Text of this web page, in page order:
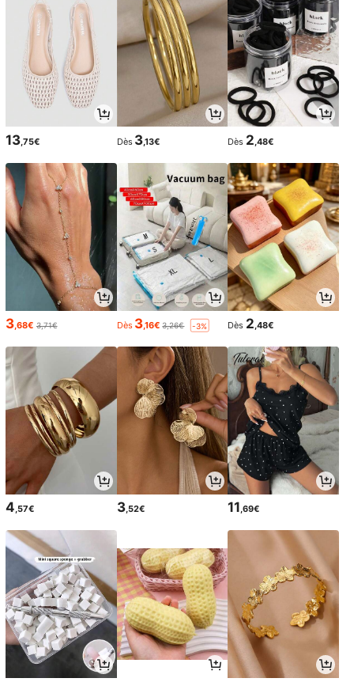
13 ,75€ Dès 3,13€ Dès 2 ,48€
3,68€ 3,71€ Dès 3,16€ 3,26€ -3% Dès 2,48€
4,57€ 3,52€ 11,69€